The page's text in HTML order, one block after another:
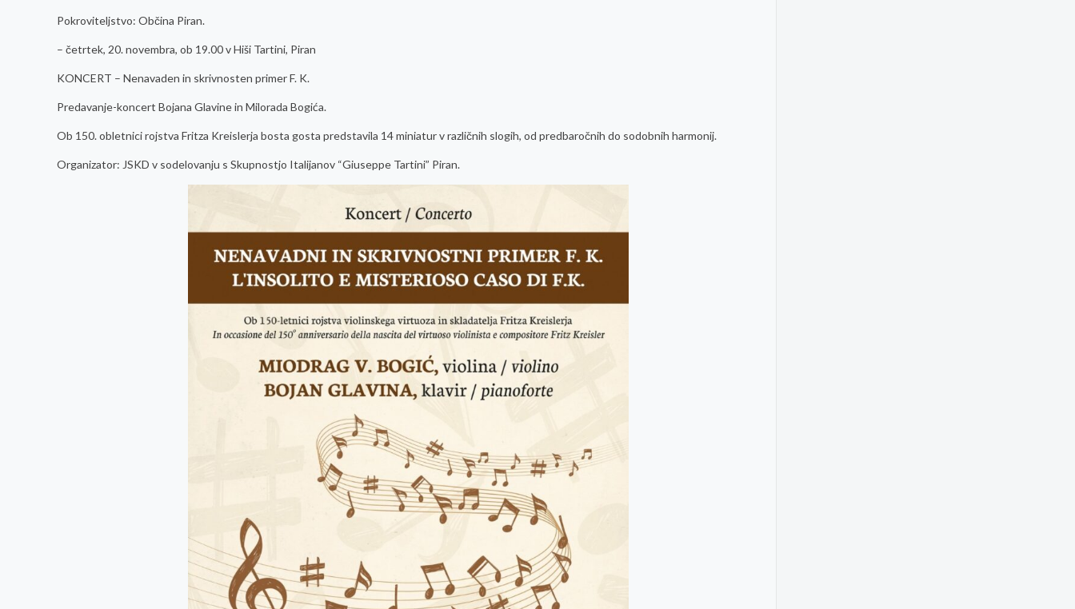
Pokroviteljstvo: Občina Piran.
– četrtek, 20. novembra, ob 19.00 v Hiši Tartini, Piran
KONCERT – Nenavaden in skrivnosten primer F. K.
Predavanje-koncert Bojana Glavine in Milorada Bogića.
Ob 150. obletnici rojstva Fritza Kreislerja bosta gosta predstavila 14 miniatur v različnih slogih, od predbaročnih do sodobnih harmonij.
Organizator: JSKD v sodelovanju s Skupnostjo Italijanov “Giuseppe Tartini” Piran.